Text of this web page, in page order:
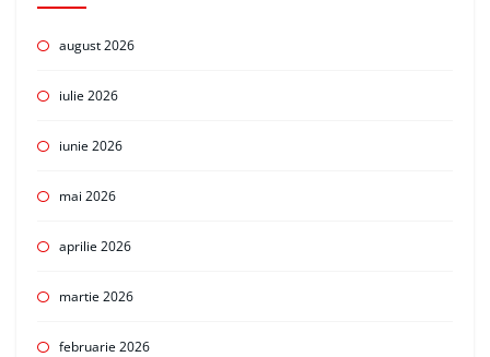
august 2026
iulie 2026
iunie 2026
mai 2026
aprilie 2026
martie 2026
februarie 2026